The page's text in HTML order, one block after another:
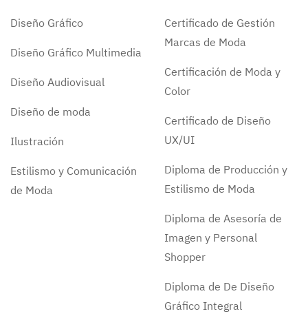
Diseño Gráfico
Diseño Gráfico Multimedia
Diseño Audiovisual
Diseño de moda
Ilustración
Estilismo y Comunicación
de Moda
Certificado de Gestión
Marcas de Moda
Certificación de Moda y
Color
Certificado de Diseño
UX/UI
Diploma de Producción y
Estilismo de Moda
Diploma de Asesoría de
Imagen y Personal
Shopper
Diploma de De Diseño
Gráfico Integral